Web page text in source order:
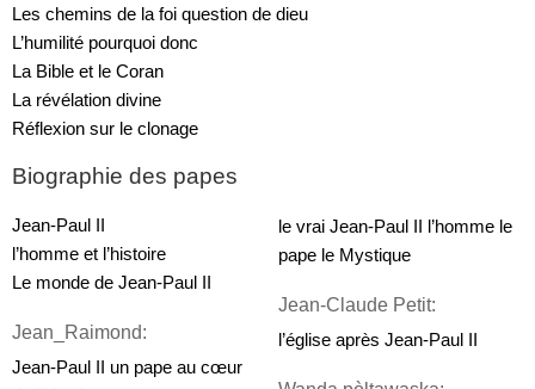
Les chemins de la foi question de dieu
L’humilité pourquoi donc
La Bible et le Coran
La révélation divine
Réflexion sur le clonage
Biographie des papes
Jean-Paul II
l’homme et l’histoire
Le monde de Jean-Paul II
Jean_Raimond:
Jean-Paul II un pape au cœur
le vrai Jean-Paul II l’homme le
pape le Mystique
Jean-Claude Petit:
l’église après Jean-Paul II